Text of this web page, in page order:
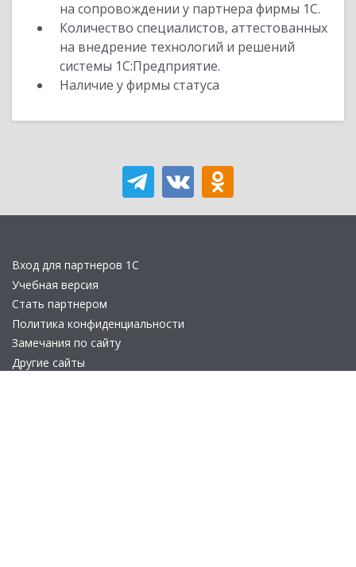
на сопровождении у партнера фирмы 1С.
Количество специалистов, аттестованных
на внедрение технологий и решений
системы 1С:Предприятие.
Наличие у фирмы статуса
Вход для партнеров 1С
Учебная версия
Стать партнером
Политика конфиденциальности
Замечания по сайту
Другие сайты